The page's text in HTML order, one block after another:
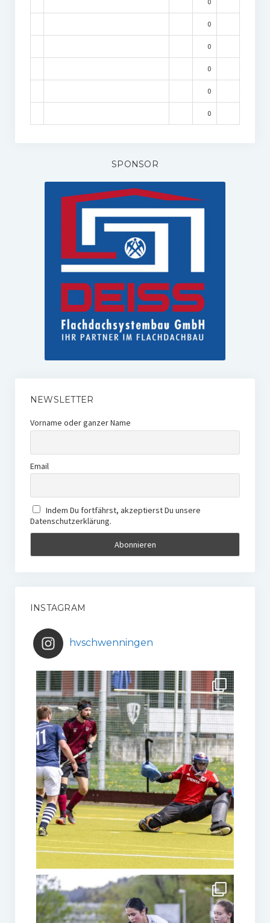
0
0
0
0
0
SPONSOR
NEWSLETTER
Vorname oder ganzer Name
Email
Indem Du fortfährst, akzeptierst Du unsere
Datenschutzerklärung.
INSTAGRAM
hvschwenningen